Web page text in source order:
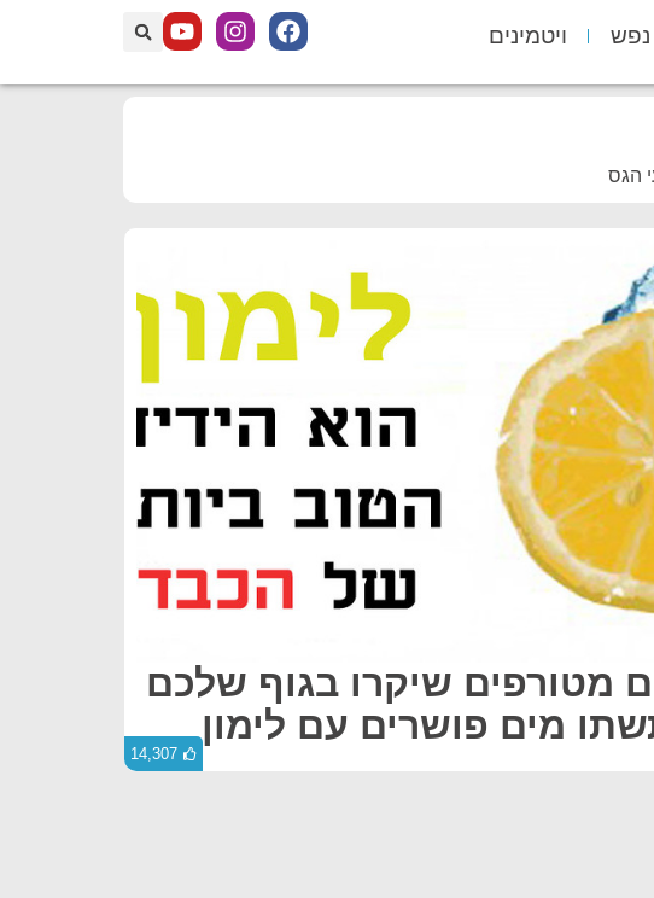
נפש ויטמינים
הגס
מטורפים שיקרו בגוף שלכם
מים פושרים עם לימון
14,307